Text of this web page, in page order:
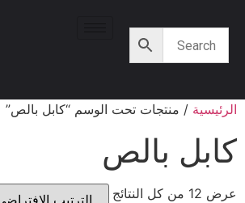
الرئيسية/ منتجات تحت الوسم “كابل بالص”
كابل بالص
عرض ⁦12⁩ من كل النتائج